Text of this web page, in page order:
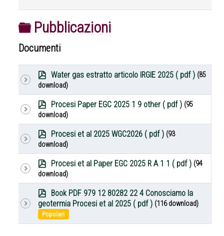
Cartella
Pubblicazioni
Documenti
p
d
f
Water gas estratto articolo IRGIE 2025 ( pdf ) (85
download)
d
f
Procesi Paper EGC 2025 1 9 other ( pdf ) (95
download)
d
f
Procesi et al 2025 WGC2026 ( pdf ) (93
download)
d
f
Procesi et al Paper EGC 2025 R A 1 1 ( pdf ) (94
download)
d
f
Book PDF 979 12 80282 22 4 Conosciamo la
geotermia Procesi et al 2025 ( pdf ) (116 download)
Popolari